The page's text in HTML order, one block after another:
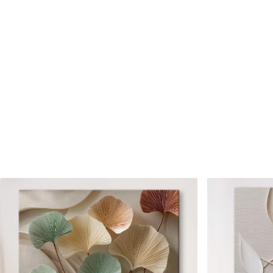
✓
✓Biztonságos, szagtalan tinta
✗ Vászonhatású felület
✗Környezetbarát anyag
✓
✓ Biztonságos,
✓ Vászonhatású felület
✗ Környezetbarát anyag